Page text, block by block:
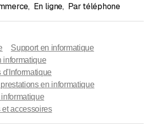
, En ligne, Par téléphone
Support en informatique
informatique
d'Informatique
en informatique
et accessoires